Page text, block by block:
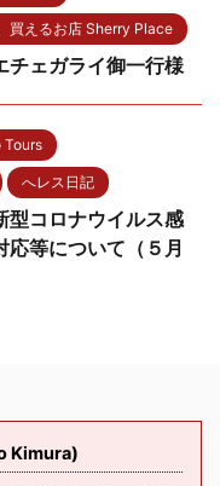
買えるお店 Sherry Place
チェガライ御一行様
Tours
へレス日記
型コロナウイルス感
等について（５月
Kimura)